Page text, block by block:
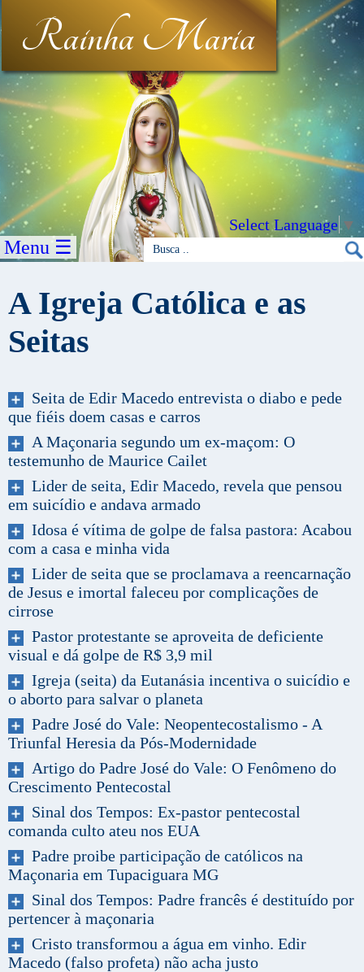
Rainha Maria
Select Language▼
Menu ☰
A Igreja Católica e as
Seitas
Seita de Edir Macedo entrevista o diabo e pede
que fiéis doem casas e carros
A Maçonaria segundo um ex-maçom: O
testemunho de Maurice Cailet
Lider de seita, Edir Macedo, revela que pensou
em suicídio e andava armado
Idosa é vítima de golpe de falsa pastora: Acabou
com a casa e minha vida
Lider de seita que se proclamava a reencarnação
de Jesus e imortal faleceu por complicações de
cirrose
Pastor protestante se aproveita de deficiente
visual e dá golpe de R$ 3,9 mil
Igreja (seita) da Eutanásia incentiva o suicídio e
o aborto para salvar o planeta
Padre José do Vale: Neopentecostalismo - A
Triunfal Heresia da Pós-Modernidade
Artigo do Padre José do Vale: O Fenômeno do
Crescimento Pentecostal
Sinal dos Tempos: Ex-pastor pentecostal
comanda culto ateu nos EUA
Padre proibe participação de católicos na
Maçonaria em Tupaciguara MG
Sinal dos Tempos: Padre francês é destituído por
pertencer à maçonaria
Cristo transformou a água em vinho. Edir
Macedo (falso profeta) não acha justo